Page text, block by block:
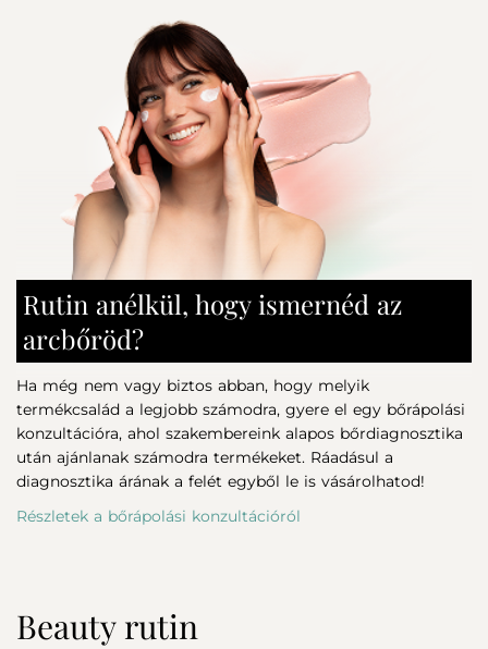
Beauty rutin
Rutin anélkül, hogy ismernéd az
arcbőröd?
Ha még nem vagy biztos abban, hogy melyik
termékcsalád a legjobb számodra, gyere el egy bőrápolási
konzultációra, ahol szakembereink alapos bőrdiagnosztika
után ajánlanak számodra termékeket. Ráadásul a
diagnosztika árának a felét egyből le is vásárolhatod!
Részletek a bőrápolási konzultációról
használható. Kiváló sminkalap.